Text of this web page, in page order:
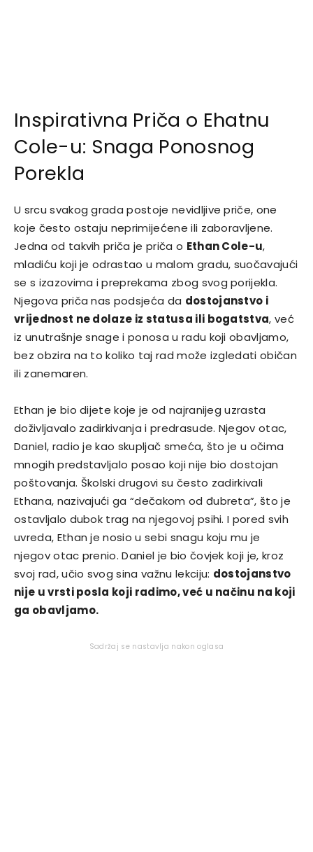
Inspirativna Priča o Ehatnu
Cole-u: Snaga Ponosnog
Porekla
U srcu svakog grada postoje nevidljive priče, one
koje često ostaju neprimijećene ili zaboravljene.
Jedna od takvih priča je priča o Ethan Cole-u,
mladiću koji je odrastao u malom gradu, suočavajući
se s izazovima i preprekama zbog svog porijekla.
Njegova priča nas podsjeća da dostojanstvo i
vrijednost ne dolaze iz statusa ili bogatstva, već
iz unutrašnje snage i ponosa u radu koji obavljamo,
bez obzira na to koliko taj rad može izgledati običan
ili zanemaren.
Ethan je bio dijete koje je od najranijeg uzrasta
doživljavalo zadirkivanja i predrasude. Njegov otac,
Daniel, radio je kao skupljač smeća, što je u očima
mnogih predstavljalo posao koji nije bio dostojan
poštovanja. Školski drugovi su često zadirkivali
Ethana, nazivajući ga “dečakom od đubreta”, što je
ostavljalo dubok trag na njegovoj psihi. I pored svih
uvreda, Ethan je nosio u sebi snagu koju mu je
njegov otac prenio. Daniel je bio čovjek koji je, kroz
svoj rad, učio svog sina važnu lekciju: dostojanstvo
nije u vrsti posla koji radimo, već u načinu na koji
ga obavljamo.
Sadržaj se nastavlja nakon oglasa